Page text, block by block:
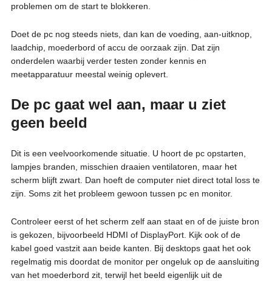
problemen om de start te blokkeren.
Doet de pc nog steeds niets, dan kan de voeding, aan-uitknop,
laadchip, moederbord of accu de oorzaak zijn. Dat zijn
onderdelen waarbij verder testen zonder kennis en
meetapparatuur meestal weinig oplevert.
De pc gaat wel aan, maar u ziet
geen beeld
Dit is een veelvoorkomende situatie. U hoort de pc opstarten,
lampjes branden, misschien draaien ventilatoren, maar het
scherm blijft zwart. Dan hoeft de computer niet direct total loss te
zijn. Soms zit het probleem gewoon tussen pc en monitor.
Controleer eerst of het scherm zelf aan staat en of de juiste bron
is gekozen, bijvoorbeeld HDMI of DisplayPort. Kijk ook of de
kabel goed vastzit aan beide kanten. Bij desktops gaat het ook
regelmatig mis doordat de monitor per ongeluk op de aansluiting
van het moederbord zit, terwijl het beeld eigenlijk uit de